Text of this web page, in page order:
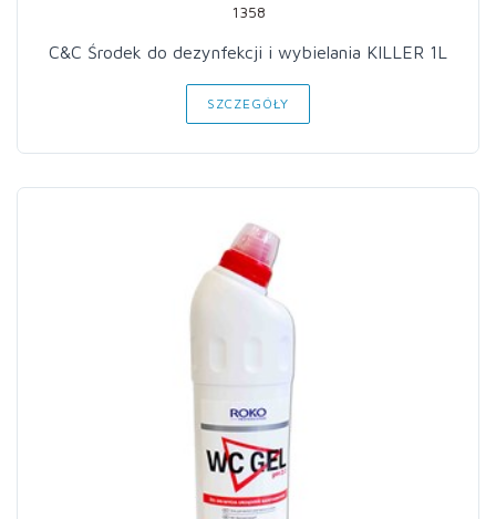
1358
C&C Środek do dezynfekcji i wybielania KILLER 1L
SZCZEGÓŁY